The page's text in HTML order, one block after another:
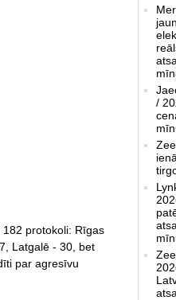
protokoli: Rīgas
Latgalē - 30, bet
par agresīvu
/